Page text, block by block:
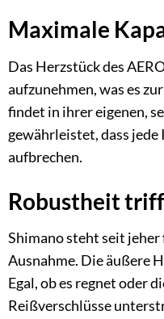
Maximale
Das Herzstück des
aufzunehmen, was es
findet in ihrer eigenen,
gewährleistet, dass jede
aufbrechen.
Robustheit
Shimano steht seit
Ausnahme. Die äußere
Egal, ob es regnet oder
Reißverschlüsse